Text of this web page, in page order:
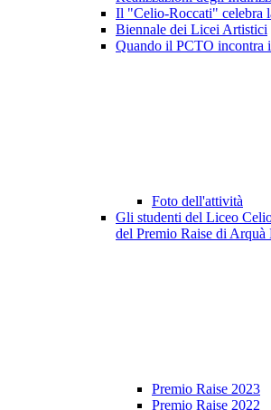
Il "Celio-Roccati" celebra
Biennale dei Licei Artistici
Quando il PCTO incontra
Foto dell'attività
Gli studenti del Liceo
del Premio Raise di Arquà
Premio Raise 2023
Premio Raise 2022